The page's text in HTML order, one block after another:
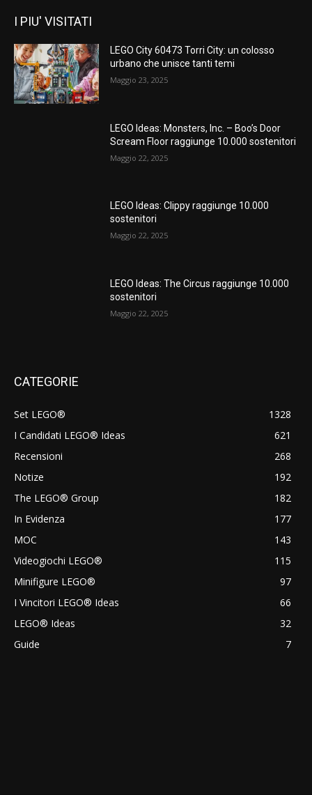
I PIU' VISITATI
LEGO City 60473 Torri City: un colosso
urbano che unisce tanti temi
Maggio 23, 2025
LEGO Ideas: Monsters, Inc. – Boo’s Door
Scream Floor raggiunge 10.000 sostenitori
Maggio 22, 2025
LEGO Ideas: Clippy raggiunge 10.000
sostenitori
Maggio 22, 2025
LEGO Ideas: The Circus raggiunge 10.000
sostenitori
Maggio 22, 2025
CATEGORIE
Set LEGO®
1328
I Candidati LEGO® Ideas
621
Recensioni
268
Notize
192
The LEGO® Group
182
In Evidenza
177
MOC
143
Videogiochi LEGO®
115
Minifigure LEGO®
97
I Vincitori LEGO® Ideas
66
LEGO® Ideas
32
Guide
7